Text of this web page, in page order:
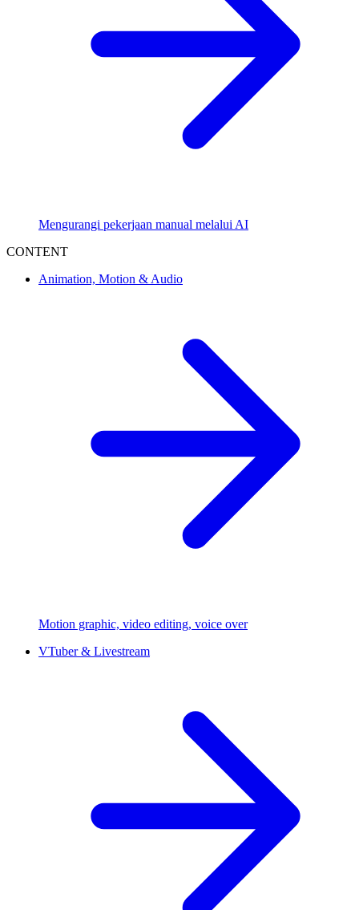
Mengurangi pekerjaan manual melalui AI
CONTENT
Animation, Motion & Audio
Motion graphic, video editing, voice over
VTuber & Livestream